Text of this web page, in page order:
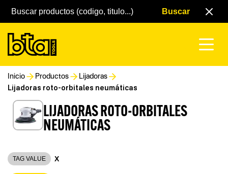
Inicio Productos Lijadoras
Lijadoras roto-orbitales neumáticas
LIJADORAS ROTO-ORBITALES
NEUMÁTICAS
TAG VALUE X